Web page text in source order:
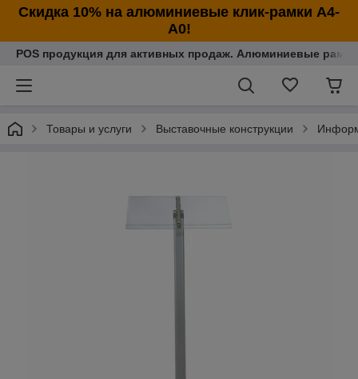
Cкидка 10% на алюминиевые клик-рамки А4-
А0!
POS продукция для активных продаж. Алюминиевые рамки
Товары и услуги Выставочные конструкции